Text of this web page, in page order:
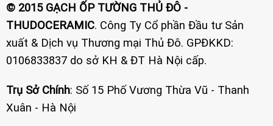
© 2015 GẠCH ỐP TƯỜNG THỦ ĐÔ -
THUDOCERAMIC. Công Ty Cổ phần Đầu tư Sản
xuất & Dịch vụ Thương mại Thủ Đô. GPĐKKD:
0106833837 do sở KH & ĐT Hà Nội cấp.
Trụ Sở Chính: Số 15 Phố Vương Thừa Vũ - Thanh
Xuân - Hà Nội